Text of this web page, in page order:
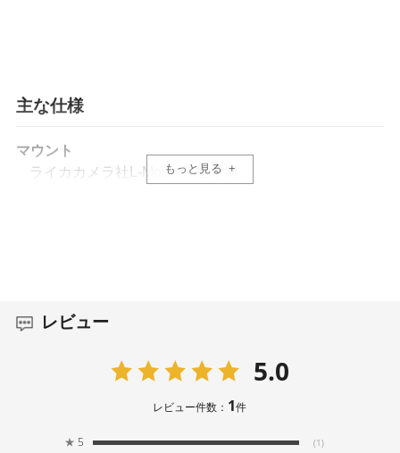
心動かされた風景まで、もっと自由に写真表現を楽しむ
ことができます。
自然な視野で印象的に描く、40mm F2
ポートレートなど、さまざまな撮影シーンで活躍。フレ
作品に仕上がります。
美しいボケ味と、豊かな表現力
単焦点レンズならではの、美しいボケ味と豊かな表現力
主な仕様
マウント
ライカカメラ社L-Mount規格準拠
もっと見る
レビュー
5.0
レビュー件数： 1件
★ 5 (1)